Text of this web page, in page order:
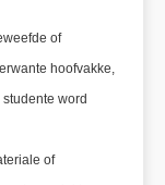
of
hoofvakke,
word
of